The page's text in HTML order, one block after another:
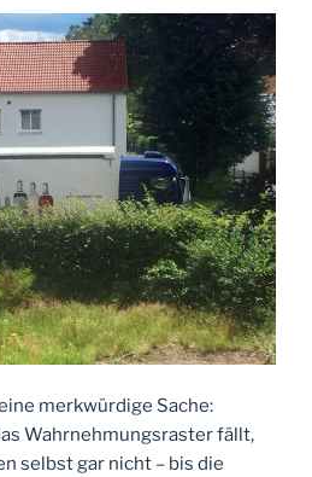
merkwürdige Sache:
Wahrnehmungsraster fällt,
selbst gar nicht – bis die